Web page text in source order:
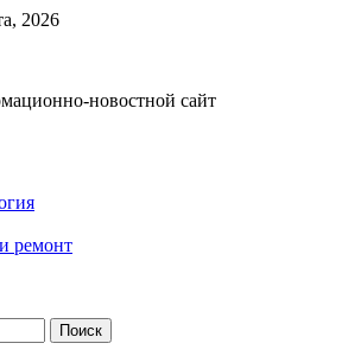
2026
новостной сайт
ремонт